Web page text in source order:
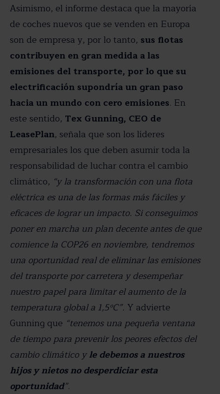
Asimismo, el informe destaca que la mayoría
de coches nuevos que se venden en Europa
son de empresa y, por lo tanto, sus flotas
contribuyen en gran medida a las
emisiones del transporte, por lo que su
electrificación supondría un gran paso
hacia un mundo con cero emisiones. En
este sentido, Tex Gunning, CEO de
LeasePlan, señala que son los líderes
empresariales los que deben asumir toda la
responsabilidad de luchar contra el cambio
climático, “y la transformación con una flota
eléctrica es una de las formas más fáciles y
eficaces de lograr un impacto. Si conseguimos
poner en marcha un plan decente antes de que
comience la COP26 en noviembre, tendremos
una oportunidad real de eliminar las emisiones
del transporte por carretera y desempeñar
nuestro papel para limitar el aumento de la
temperatura global a 1,5ºC”. Y advierte
Gunning que “tenemos una pequeña ventana
de tiempo para prevenir los peores efectos del
cambio climático yle debemos a nuestros
hijos y nietos no desperdiciar esta
oportunidad”.